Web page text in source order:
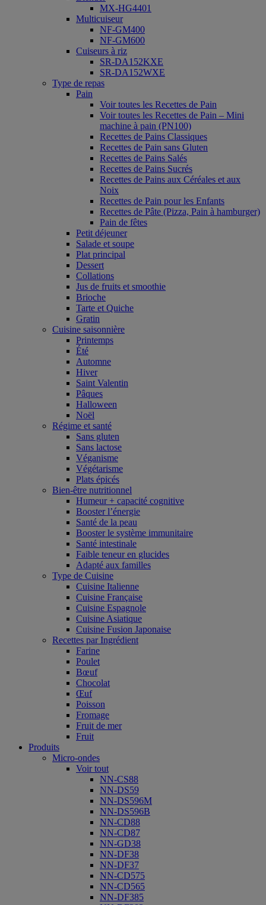
MX-HG4401
Multicuiseur
NF-GM400
NF-GM600
Cuiseurs à riz
SR-DA152KXE
SR-DA152WXE
Type de repas
Pain
Voir toutes les Recettes de Pain
Voir toutes les Recettes de Pain – Mini
machine à pain (PN100)
Recettes de Pains Classiques
Recettes de Pain sans Gluten
Recettes de Pains Salés
Recettes de Pains Sucrés
Recettes de Pains aux Céréales et aux
Noix
Recettes de Pain pour les Enfants
Recettes de Pâte (Pizza, Pain à hamburger)
Pain de fêtes
Petit déjeuner
Salade et soupe
Plat principal
Dessert
Collations
Jus de fruits et smoothie
Brioche
Tarte et Quiche
Gratin
Cuisine saisonnière
Printemps
Été
Automne
Hiver
Saint Valentin
Pâques
Halloween
Noël
Régime et santé
Sans gluten
Sans lactose
Véganisme
Végétarisme
Plats épicés
Bien-être nutritionnel
Humeur + capacité cognitive
Booster l’énergie
Santé de la peau
Booster le système immunitaire
Santé intestinale
Faible teneur en glucides
Adapté aux familles
Type de Cuisine
Cuisine Italienne
Cuisine Française
Cuisine Espagnole
Cuisine Asiatique
Cuisine Fusion Japonaise
Recettes par Ingrédient
Farine
Poulet
Bœuf
Chocolat
Œuf
Poisson
Fromage
Fruit de mer
Fruit
Produits
Micro-ondes
Voir tout
NN-CS88
NN-DS59
NN-DS596M
NN-DS596B
NN-CD88
NN-CD87
NN-GD38
NN-DF38
NN-DF37
NN-CD575
NN-CD565
NN-DF385